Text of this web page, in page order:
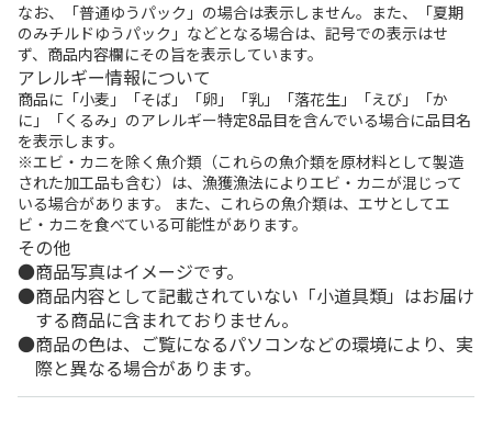
なお、「普通ゆうパック」の場合は表示しません。また、「夏期
のみチルドゆうパック」などとなる場合は、記号での表示はせ
ず、商品内容欄にその旨を表示しています。
アレルギー情報について
商品に「小麦」「そば」「卵」「乳」「落花生」「えび」「か
に」「くるみ」のアレルギー特定8品目を含んでいる場合に品目名
を表示します。
※エビ・カニを除く魚介類（これらの魚介類を原材料として製造
された加工品も含む）は、漁獲漁法によりエビ・カニが混じって
いる場合があります。 また、これらの魚介類は、エサとしてエ
ビ・カニを食べている可能性があります。
その他
商品写真はイメージです。
商品内容として記載されていない「小道具類」はお届け
する商品に含まれておりません。
商品の色は、ご覧になるパソコンなどの環境により、実
際と異なる場合があります。